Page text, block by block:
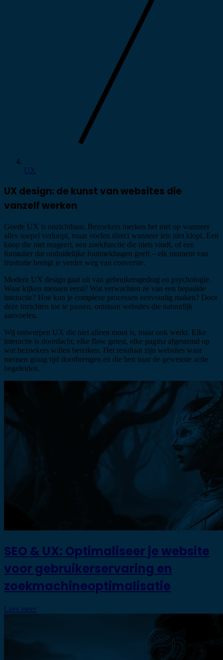
UX
UX design: de kunst van websites die
vanzelf werken
Goede UX is onzichtbaar. Bezoekers merken het niet op wanneer
alles soepel verloopt, maar voelen direct wanneer iets niet klopt. Een
knop die niet reageert, een zoekfunctie die niets vindt, of een
formulier dat onduidelijke foutmeldingen geeft – elk moment van
frustratie brengt je verder weg van conversie.
Modern UX design gaat uit van gebruikersgedrag en psychologie.
Waar kijken mensen eerst? Wat verwachten ze van een bepaalde
interactie? Hoe kun je complexe processen eenvoudig maken? Door
deze inzichten toe te passen, ontstaan websites die natuurlijk
aanvoelen.
Wij ontwerpen UX die niet alleen mooi is, maar ook werkt. Elke
interactie is doordacht, elke flow getest, elke pagina afgestemd op
wat bezoekers willen bereiken. Het resultaat zijn websites waar
mensen graag tijd doorbrengen en die hen naar de gewenste actie
begeleiden.
SEO & UX: Optimaliseer je website
voor gebruikerservaring en
zoekmachineoptimalisatie
Lees meer